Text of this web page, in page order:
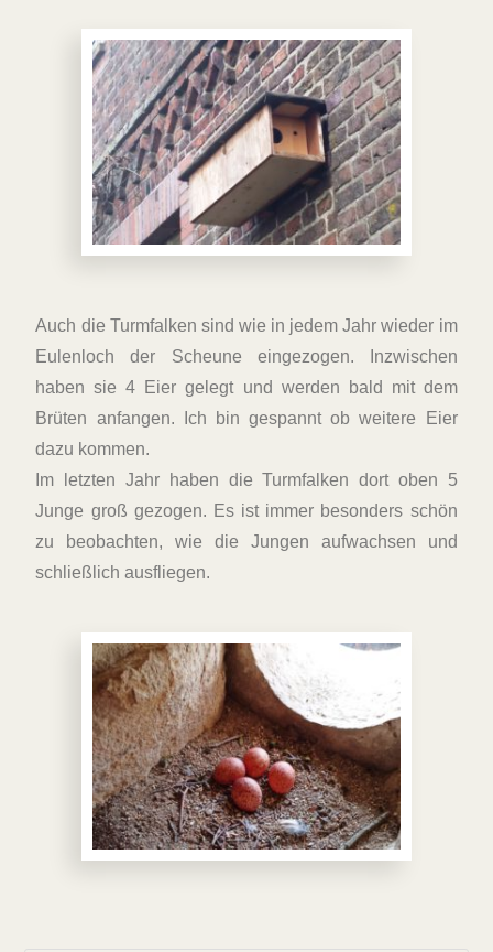
Auch die Turmfalken sind wie in jedem Jahr wieder im
Eulenloch der Scheune eingezogen. Inzwischen
haben sie 4 Eier gelegt und werden bald mit dem
Brüten anfangen. Ich bin gespannt ob weitere Eier
dazu kommen.
Im letzten Jahr haben die Turmfalken dort oben 5
Junge groß gezogen. Es ist immer besonders schön
zu beobachten, wie die Jungen aufwachsen und
schließlich ausfliegen.